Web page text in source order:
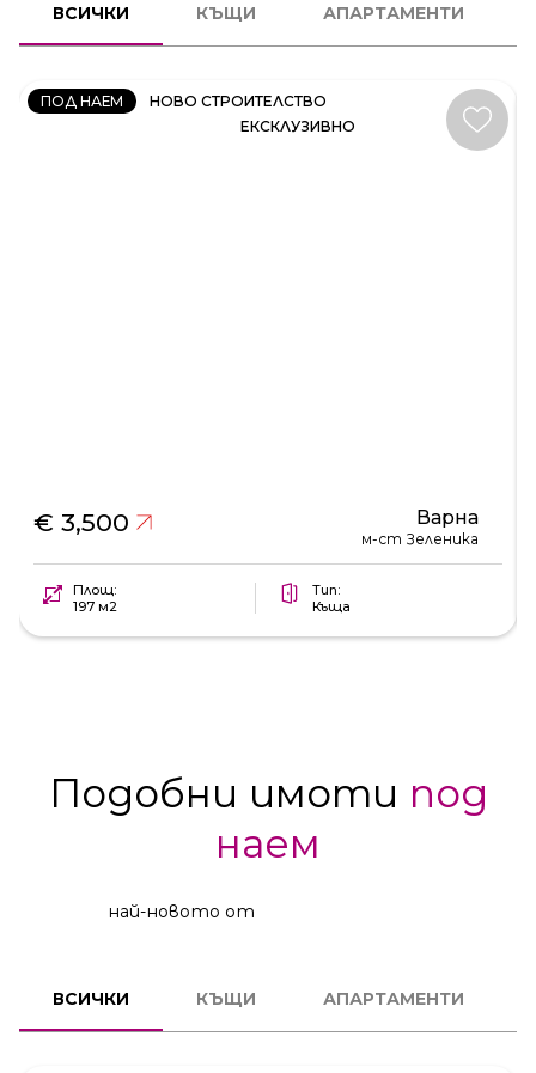
ВСИЧКИ КЪЩИ АПАРТАМЕНТИ
ПОД НАЕМ
НОВО СТРОИТЕЛСТВО
ЕКСКЛУЗИВНО
КЪЩА
КОД:
35414
€ 3,500 Варна
м-ст Зеленика
Площ:
197 м2
Тип:
Къща
Подобни имоти под
наем
най-новото от
ВСИЧКИ КЪЩИ АПАРТАМЕНТИ
КЪЩА
КОД:
35414